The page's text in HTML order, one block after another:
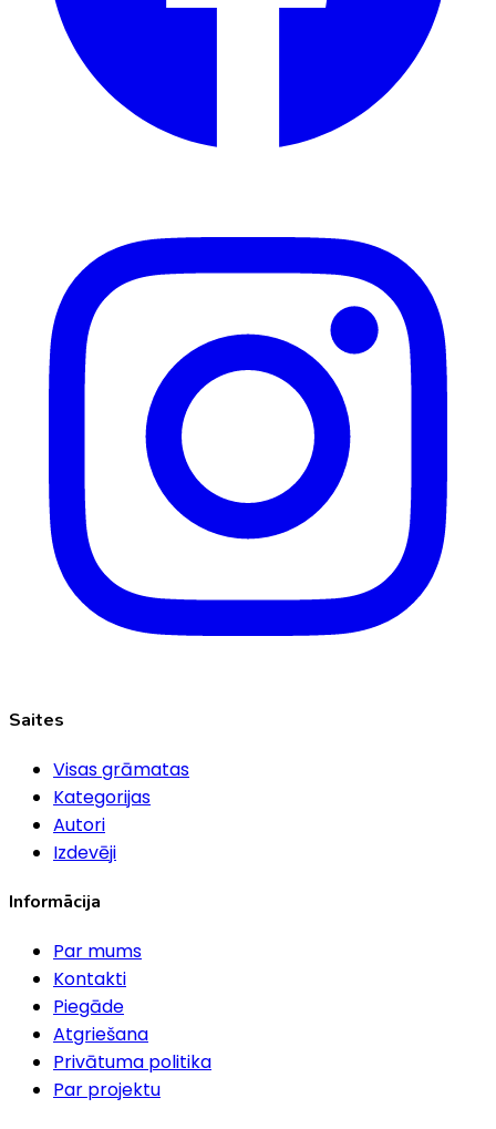
Saites
Visas grāmatas
Kategorijas
Autori
Izdevēji
Informācija
Par mums
Kontakti
Piegāde
Atgriešana
Privātuma politika
Par projektu